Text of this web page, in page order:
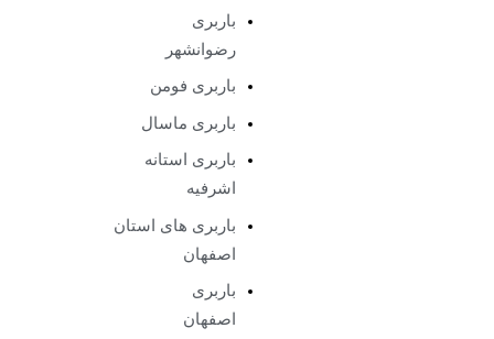
باربری
رضوانشهر
باربری فومن
باربری ماسال
باربری استانه
اشرفیه
باربری های استان
اصفهان
باربری
اصفهان